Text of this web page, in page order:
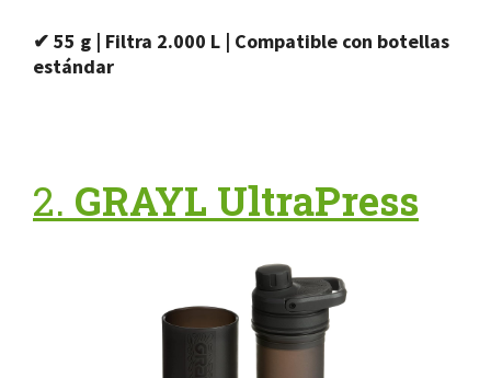
✔ 55 g | Filtra 2.000 L | Compatible con botellas
estándar
2. GRAYL UltraPress